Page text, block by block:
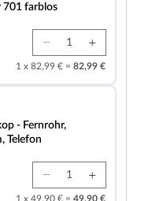
701 farblos
1 x 82,99 € = 82,99 €
rot Ø 33 cm, Telefon
- Fernrohr,
Telefon
1 x 49,90 € = 49,90 €